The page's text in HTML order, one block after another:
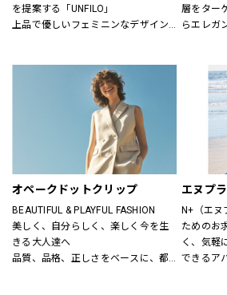
を提案する「UNFILO」
上品で優しいフェミニンなデザイン
ニットだから、ひたすら心地いい靴
「steppi（ステッピ）」
公式オンラインストア「ONWARD
CROSSET」でお選びいただいた商品
を取り寄せて、店舗にてご試着、ご
購入いただける「クリック&トライ」
も対応しております。
層をター
らエレガ
り小物品
ンをトー
オペークドットクリップ
BEAUTIFUL & PLAYFUL FASHION
美しく、自分らしく、楽しく今を生
きる大人達へ
品質、品格、正しさをベースに、都
エヌプ
N+（エヌ
ためのお
く、気軽
できるア